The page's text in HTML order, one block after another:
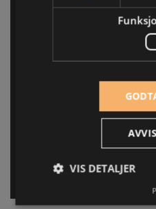
IPID
Vilkår
VIS DETALJER